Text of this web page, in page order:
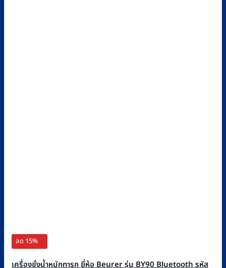
ลด 15%
เครื่องชั่งน้ำหนักทารก ยี่ห้อ Beurer รุ่น BY90 Bluetooth รหัส